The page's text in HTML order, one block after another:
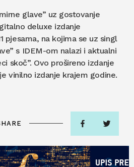
glave” uz gostovanje
deluxe izdanje
pjesama, na kojima se uz singl
s IDEM-om nalazi i aktualni
skoč”. Ovo prošireno izdanje
vinilno izdanje krajem godine.